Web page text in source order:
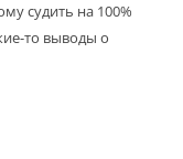
судить на 100%
то выводы о